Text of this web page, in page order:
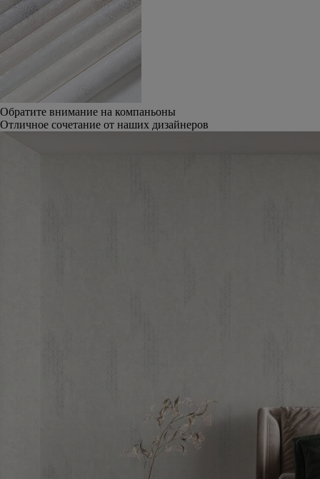
Обратите внимание на компаньоны
Отличное сочетание от наших дизайнеров